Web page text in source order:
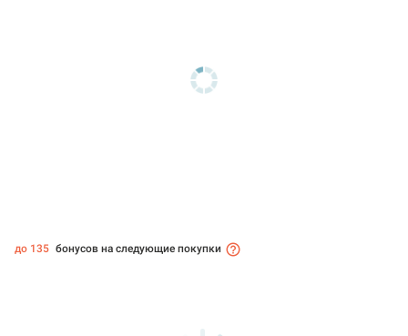
до 135 бонусов на следующие покупки